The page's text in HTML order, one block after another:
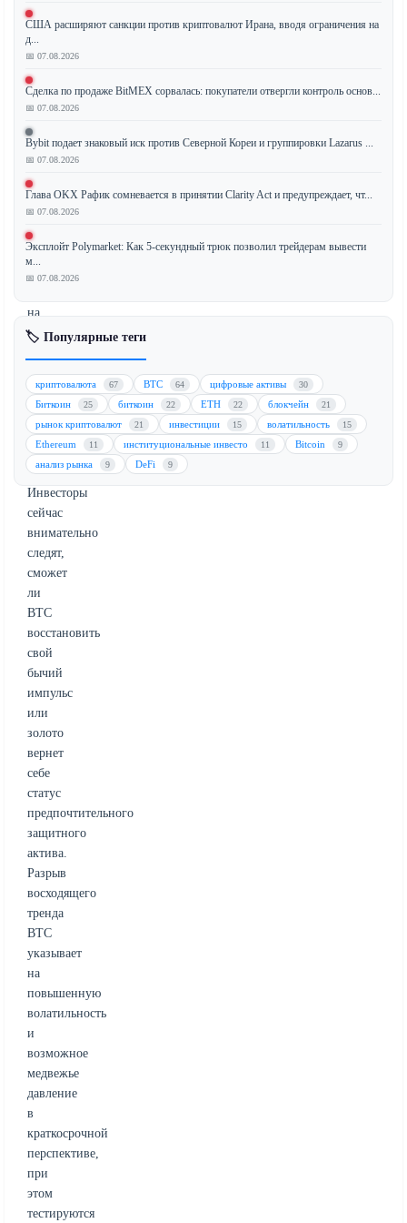
тренд
биткоина
(BTC)
официально
прерван,
что
сигнализирует
о
изменении
рыночной
динамики.
Это
событие
на
фоне
давнего
сравнения
между
биткоином
и
золотом.
Инвесторы
сейчас
внимательно
следят,
сможет
ли
BTC
восстановить
свой
бычий
импульс
или
золото
вернет
себе
статус
предпочтительного
защитного
актива.
Разрыв
восходящего
тренда
BTC
указывает
на
повышенную
волатильность
и
возможное
медвежье
давление
в
краткосрочной
перспективе,
при
этом
тестируются
США расширяют санкции против криптовалют Ирана, вводя ограничения на
д...
📅 07.08.2026
Сделка по продаже BitMEX сорвалась: покупатели отвергли контроль основ...
📅 07.08.2026
Bybit подает знаковый иск против Северной Кореи и группировки Lazarus ...
📅 07.08.2026
Глава OKX Рафик сомневается в принятии Clarity Act и предупреждает, чт...
📅 07.08.2026
Эксплойт Polymarket: Как 5-секундный трюк позволил трейдерам вывести
м...
📅 07.08.2026
🏷️ Популярные теги
криптовалюта 67 BTC 64 цифровые активы 30
Биткоин 25 биткоин 22 ETH 22 блокчейн 21
рынок криптовалют 21 инвестиции 15 волатильность 15
Ethereum 11 институциональные инвесто 11 Bitcoin 9
анализ рынка 9 DeFi 9